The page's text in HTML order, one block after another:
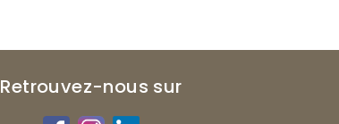
Retrouvez-nous sur